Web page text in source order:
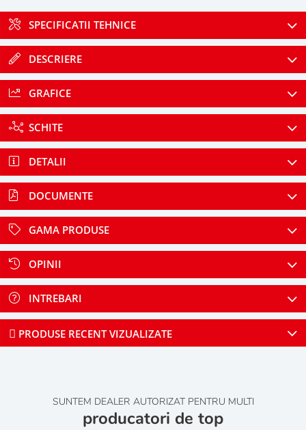
SPECIFICATII TEHNICE
DESCRIERE
GRAFICE
SCHITE
DETALII
DOCUMENTE
GAMA PRODUSE
OPINII
INTREBARI
PRODUSE RECENT VIZUALIZATE
SUNTEM DEALER AUTORIZAT PENTRU MULTI
producatori de top